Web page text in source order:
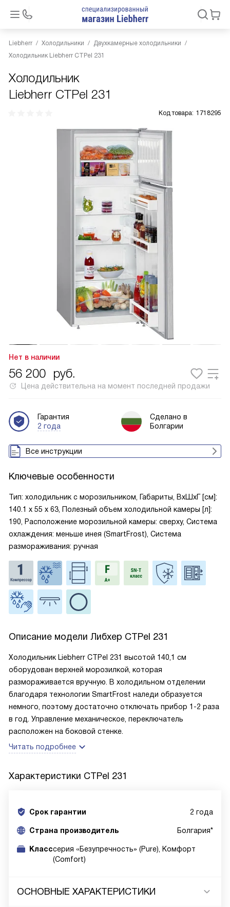
Liebherr Холодильники
Двухкамерные холодильники
Холодильник Liebherr CTPel 231
Холодильник
Liebherr CTPel 231
Код товара: 1718295
Нет в наличии
56 200 руб.
Цена действительна на момент последней продажи
Гарантия
2 года
Сделано в
Болгарии
Все инструкции
Ключевые особенности
Тип: холодильник с морозильником, Габариты, ВxШxГ [см]:
140.1 x 55 x 63, Полезный объем холодильной камеры [л]:
190, Расположение морозильной камеры: сверху, Система
охлаждения: меньше инея (SmartFrost), Система
размораживания: ручная
Описание модели Либхер CTPel 231
Холодильник Liebherr CTPel 231 высотой 140,1 см
оборудован верхней морозилкой, которая
размораживается вручную. В холодильном отделении
благодаря технологии SmartFrost наледи образуется
немного, поэтому достаточно отключать прибор 1-2 раза
в год. Управление механическое, переключатель
расположен на боковой стенке.
Читать подробнее
Характеристики CTPel 231
Срок гарантии 2 года
Cтрана производитель Болгария*
Класссерия «Безупречность» (Pure), Комфорт
(Comfort)
ОСНОВНЫЕ ХАРАКТЕРИСТИКИ